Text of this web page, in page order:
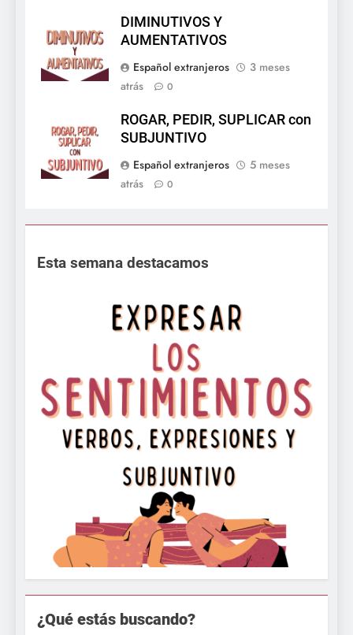
DIMINUTIVOS Y
AUMENTATIVOS
Español extranjeros
3 meses
atrás
0
ROGAR, PEDIR, SUPLICAR con
SUBJUNTIVO
Español extranjeros
5 meses
atrás
0
Esta semana destacamos
¿Qué estás buscando?